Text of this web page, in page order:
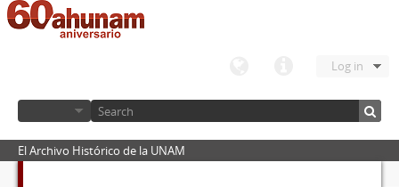
Log in
El Archivo Histórico de la UNAM